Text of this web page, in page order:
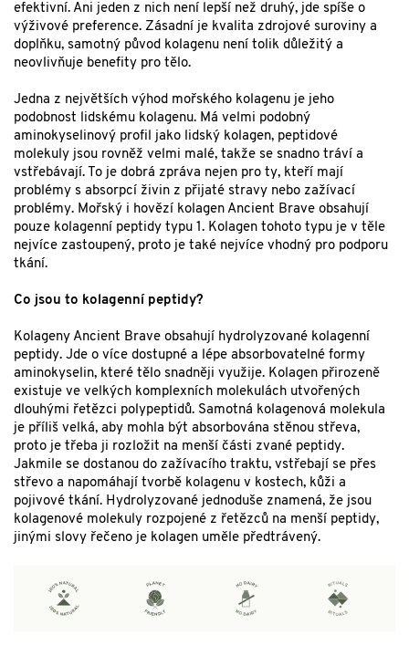
efektivní. Ani jeden z nich není lepší než druhý, jde spíše o
výživové preference. Zásadní je kvalita zdrojové suroviny a
doplňku, samotný původ kolagenu není tolik důležitý a
neovlivňuje benefity pro tělo.
Jedna z největších výhod mořského kolagenu je jeho
podobnost lidskému kolagenu. Má velmi podobný
aminokyselinový profil jako lidský kolagen, peptidové
molekuly jsou rovněž velmi malé, takže se snadno tráví a
vstřebávají. To je dobrá zpráva nejen pro ty, kteří mají
problémy s absorpcí živin z přijaté stravy nebo zažívací
problémy. Mořský i hovězí kolagen Ancient Brave obsahují
pouze kolagenní peptidy typu 1. Kolagen tohoto typu je v těle
nejvíce zastoupený, proto je také nejvíce vhodný pro podporu
tkání.
Co jsou to kolagenní peptidy?
Kolageny Ancient Brave obsahují hydrolyzované kolagenní
peptidy. Jde o více dostupné a lépe absorbovatelné formy
aminokyselin, které tělo snadněji využije. Kolagen přirozeně
existuje ve velkých komplexních molekulách utvořených
dlouhými řetězci polypeptidů. Samotná kolagenová molekula
je příliš velká, aby mohla být absorbována stěnou střeva,
proto je třeba ji rozložit na menší části zvané peptidy.
Jakmile se dostanou do zažívacího traktu, vstřebají se přes
střevo a napomáhají tvorbě kolagenu v kostech, kůži a
pojivové tkání. Hydrolyzované jednoduše znamená, že jsou
kolagenové molekuly rozpojené z řetězců na menší peptidy,
jinými slovy řečeno je kolagen uměle předtrávený.